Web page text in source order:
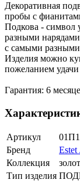
Декоративная
пробы с
Подкова - символ
разными
с самыми
Изделия можно
пожеланием удачи
Гарантия: 6
Артикул
Бренд
Estet
Коллекция
Тип изделия